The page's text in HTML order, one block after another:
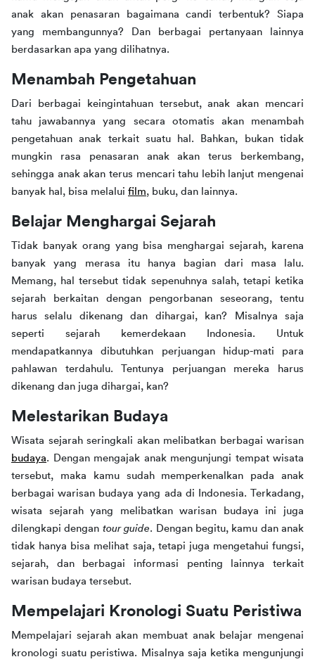
anak akan penasaran bagaimana candi terbentuk? Siapa
yang membangunnya? Dan berbagai pertanyaan lainnya
berdasarkan apa yang dilihatnya.
Menambah Pengetahuan
Dari berbagai keingintahuan tersebut, anak akan mencari
tahu jawabannya yang secara otomatis akan menambah
pengetahuan anak terkait suatu hal. Bahkan, bukan tidak
mungkin rasa penasaran anak akan terus berkembang,
sehingga anak akan terus mencari tahu lebih lanjut mengenai
banyak hal, bisa melalui film, buku, dan lainnya.
Belajar Menghargai Sejarah
Tidak banyak orang yang bisa menghargai sejarah, karena
banyak yang merasa itu hanya bagian dari masa lalu.
Memang, hal tersebut tidak sepenuhnya salah, tetapi ketika
sejarah berkaitan dengan pengorbanan seseorang, tentu
harus selalu dikenang dan dihargai, kan? Misalnya saja
seperti sejarah kemerdekaan Indonesia. Untuk
mendapatkannya dibutuhkan perjuangan hidup-mati para
pahlawan terdahulu. Tentunya perjuangan mereka harus
dikenang dan juga dihargai, kan?
Melestarikan Budaya
budaya. Dengan mengajak anak mengunjungi tempat wisata
tersebut, maka kamu sudah memperkenalkan pada anak
berbagai warisan budaya yang ada di Indonesia. Terkadang,
wisata sejarah yang melibatkan warisan budaya ini juga
dilengkapi dengan tour guide. Dengan begitu, kamu dan anak
tidak hanya bisa melihat saja, tetapi juga mengetahui fungsi,
sejarah, dan berbagai informasi penting lainnya terkait
warisan budaya tersebut.
Mempelajari Kronologi Suatu Peristiwa
Mempelajari sejarah akan membuat anak belajar mengenai
kronologi suatu peristiwa. Misalnya saja ketika mengunjungi